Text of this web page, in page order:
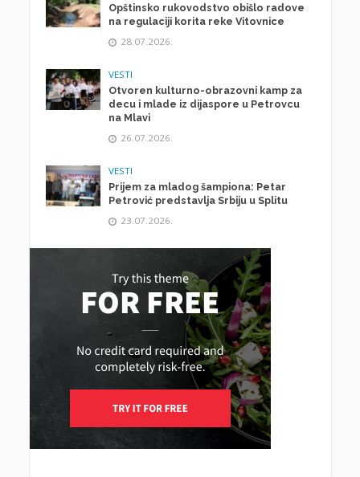
Opštinsko rukovodstvo obišlo radove
na regulaciji korita reke Vitovnice
28.07.2026.
VESTI
Otvoren kulturno-obrazovni kamp za
decu i mlade iz dijaspore u Petrovcu
na Mlavi
26.07.2026.
VESTI
Prijem za mladog šampiona: Petar
Petrović predstavlja Srbiju u Splitu
23.07.2026.